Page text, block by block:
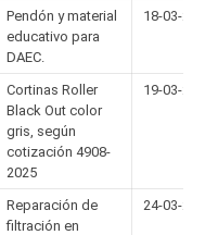
Pendón y material
educativo para
DAEC.
18-03-
Cortinas Roller
Black Out color
gris, según
cotización 4908-
2025
19-03-
Reparación de
filtración en
24-03-